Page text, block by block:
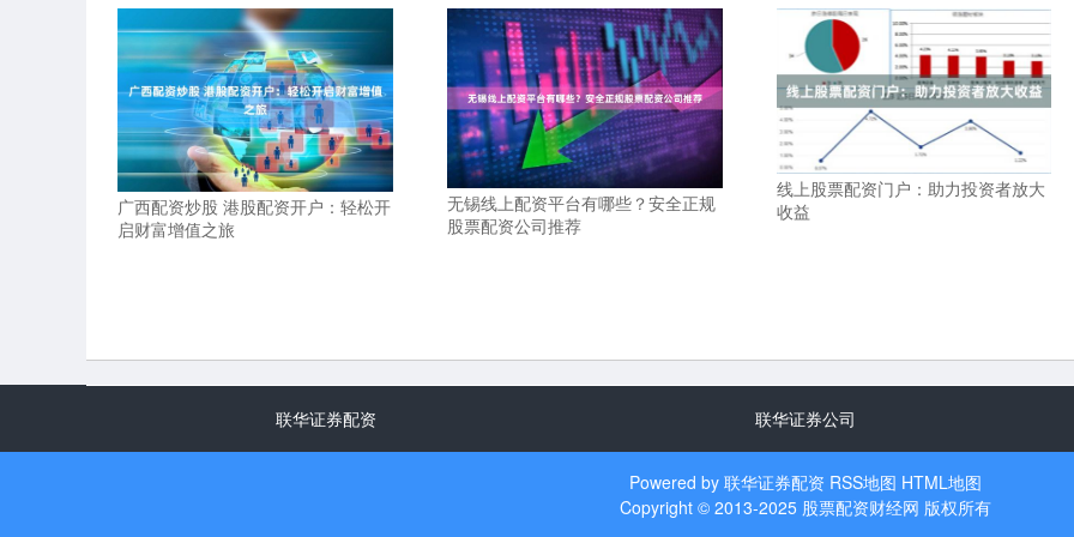
广西配资炒股 港股配资开户：轻松开
启财富增值之旅
无锡线上配资平台有哪些？安全正规
股票配资公司推荐
线上股票配资门户：助力投资者放大
收益
联华证券配资 联华证券公司
Powered by 联华证券配资 RSS地图 HTML地图
Copyright © 2013-2025 股票配资财经网 版权所有